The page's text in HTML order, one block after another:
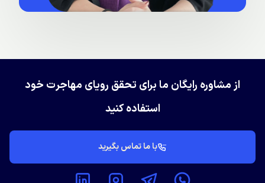
از مشاوره رایگان ما برای تحقق رویای مهاجرت خود
استفاده کنید
با ما تماس بگیرید